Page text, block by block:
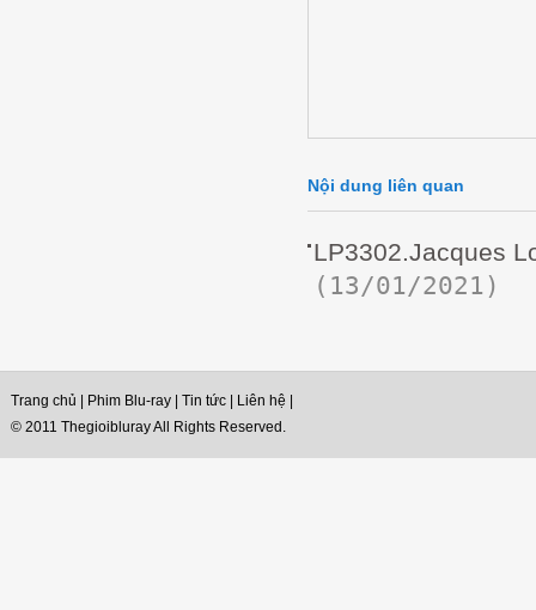
Nội dung liên quan
LP3302.Jacques
(13/01/2021)
Trang chủ Phim Blu-ray Tin tức Liên hệ
© 2011 Thegioibluray All Rights Reserved.